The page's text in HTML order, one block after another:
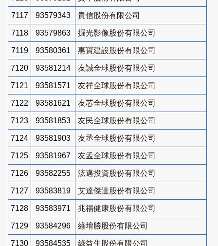
7117 93579343 貴信股份有限公司
7118 93579863 掘光影像股份有限公司
7119 93580361 惠寶建設股份有限公司
7120 93581214 友誠全球股份有限公司
7121 93581571 友祥全球股份有限公司
7122 93581621 友芯全球股份有限公司
7123 93581853 友民全球股份有限公司
7124 93581903 友丞全球股份有限公司
7125 93581967 友孟全球股份有限公司
7126 93582255 浤邁投資股份有限公司
7127 93583819 艾達傑達股份有限公司
7128 93583971 兆福健康股份有限公司
7129 93584296 綠堉勝股份有限公司
7130 93584535 綠益生股份有限公司